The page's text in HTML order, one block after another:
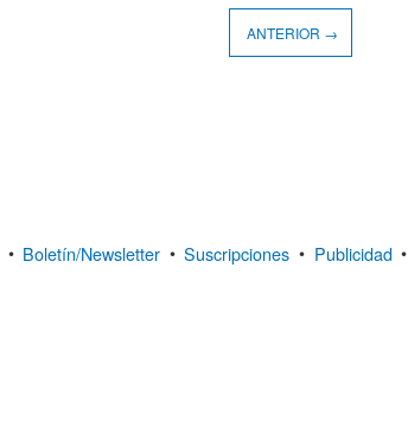
ANTERIOR →
• Boletín/Newsletter • Suscripciones • Publicidad •